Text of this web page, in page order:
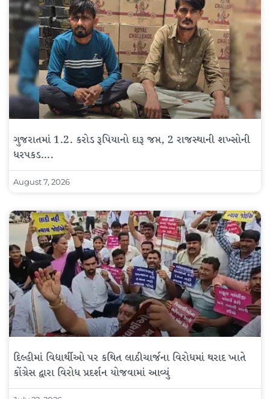
ગુજરાતમાં 1.2. કરોડ રૂપિયાનો દારૂ જપ્ત, 2 રાજસ્થાની શખ્સોની
ધરપકડ….
August 7, 2026
દિલ્હીમાં વિદ્યાર્થીઓ પર કથિત લાઠીચાર્જના વિરોધમાં થરાદ ખાતે
કોંગ્રેસ દ્વારા વિરોધ પ્રદર્શન યોજવામાં આવ્યું